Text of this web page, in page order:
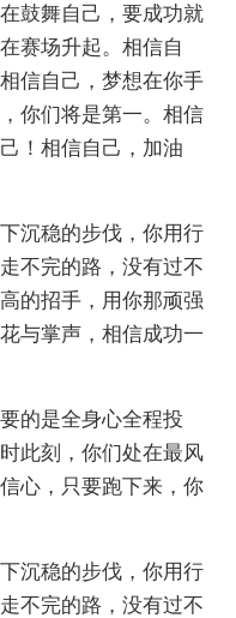
鼓舞自己，要成功就
赛场升起。相信自
信自己，梦想在你手
你们将是第一。相信
！相信自己，加油
沉稳的步伐，你用行
不完的路，没有过不
的招手，用你那顽强
与掌声，相信成功一
的是全身心全程投
此刻，你们处在最风
心，只要跑下来，你
沉稳的步伐，你用行
不完的路，没有过不